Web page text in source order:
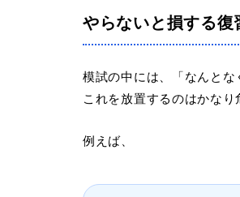
やらないと損する
模試の中には、「なんとな
これを放置するのはかなり
例えば、